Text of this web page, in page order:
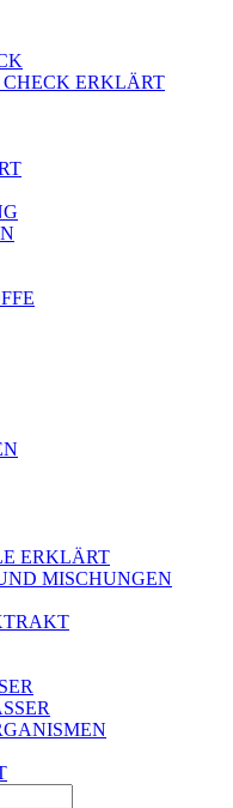
ERKLÄRT
ERKLÄRT
MISCHUNGEN